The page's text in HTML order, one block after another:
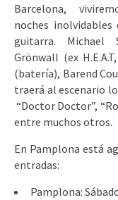
Barcelona,
noches
guitarra. Michael
Grönwall (ex
(batería), Barend
traerá al escenario
“Doctor Doctor”,
entre muchos otros.
En Pamplona está
entradas:
Pamplona: